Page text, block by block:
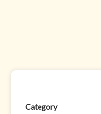
Category